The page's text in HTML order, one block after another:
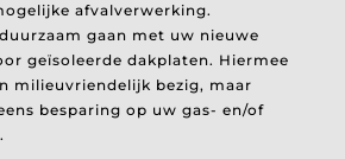
afvalverwerking.
gaan met uw nieuwe
geïsoleerde dakplaten. Hiermee
milieuvriendelijk bezig, maar
besparing op uw gas- en/of